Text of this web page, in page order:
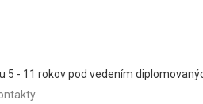
- 11 rokov pod vedením